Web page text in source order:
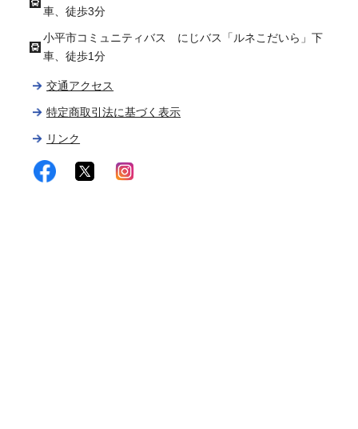
車、徒歩3分
小平市コミュニティバス にじバス「ルネこだいら」下
車、徒歩1分
交通アクセス
特定商取引法に基づく表示
リンク
facebooktwitter